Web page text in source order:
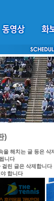
)
을 해치는 글 등은 삭
니다
린 글은 삭제합니다
합니다